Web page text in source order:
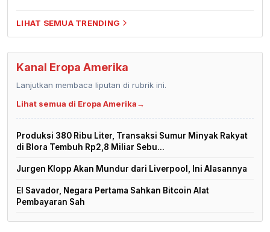
LIHAT SEMUA TRENDING
Kanal Eropa Amerika
Lanjutkan membaca liputan di rubrik ini.
Lihat semua di Eropa Amerika→
Produksi 380 Ribu Liter, Transaksi Sumur Minyak Rakyat
di Blora Tembuh Rp2,8 Miliar Sebu...
Jurgen Klopp Akan Mundur dari Liverpool, Ini Alasannya
El Savador, Negara Pertama Sahkan Bitcoin Alat
Pembayaran Sah